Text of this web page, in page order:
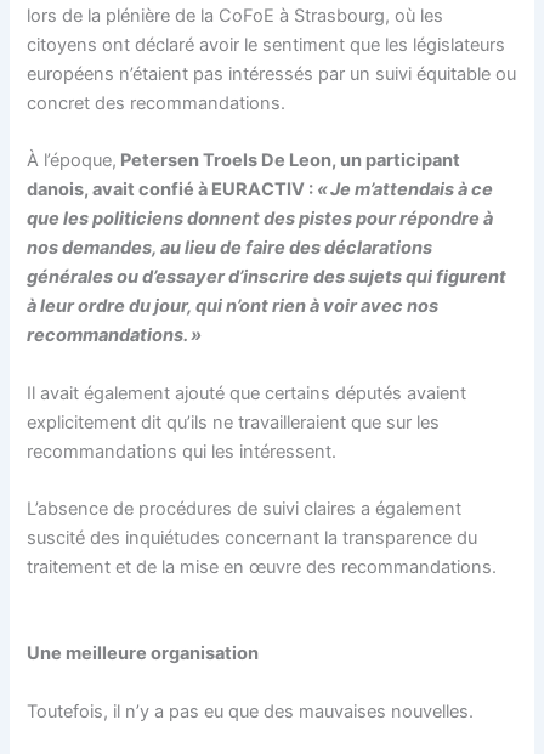
lors de la plénière de la CoFoE à Strasbourg, où les
citoyens ont déclaré avoir le sentiment que les législateurs
européens n’étaient pas intéressés par un suivi équitable ou
concret des recommandations.
À l’époque, Petersen Troels De Leon, un participant
danois, avait confié à EURACTIV : « Je m’attendais à ce
que les politiciens donnent des pistes pour répondre à
nos demandes, au lieu de faire des déclarations
générales ou d’essayer d’inscrire des sujets qui figurent
à leur ordre du jour, qui n’ont rien à voir avec nos
recommandations. »
Il avait également ajouté que certains députés avaient
explicitement dit qu’ils ne travailleraient que sur les
recommandations qui les intéressent.
L’absence de procédures de suivi claires a également
suscité des inquiétudes concernant la transparence du
traitement et de la mise en œuvre des recommandations.
Une meilleure organisation
Toutefois, il n’y a pas eu que des mauvaises nouvelles.